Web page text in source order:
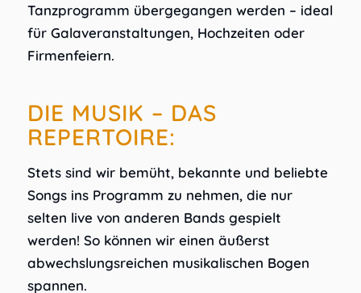
Tanzprogramm übergegangen werden – ideal
für Galaveranstaltungen, Hochzeiten oder
Firmenfeiern.
DIE MUSIK – DAS
REPERTOIRE:
Stets sind wir bemüht, bekannte und beliebte
Songs ins Programm zu nehmen, die nur
selten live von anderen Bands gespielt
werden! So können wir einen äußerst
abwechslungsreichen musikalischen Bogen
spannen.